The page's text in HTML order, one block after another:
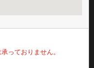
っておりません。